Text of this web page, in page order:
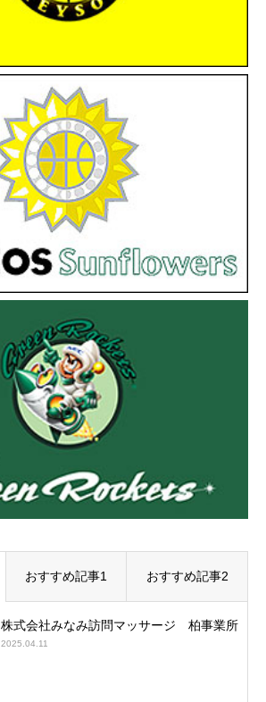
おすすめ記事1 おすすめ記事2
株式会社みなみ訪問マッサージ 柏事業所
2025.04.11